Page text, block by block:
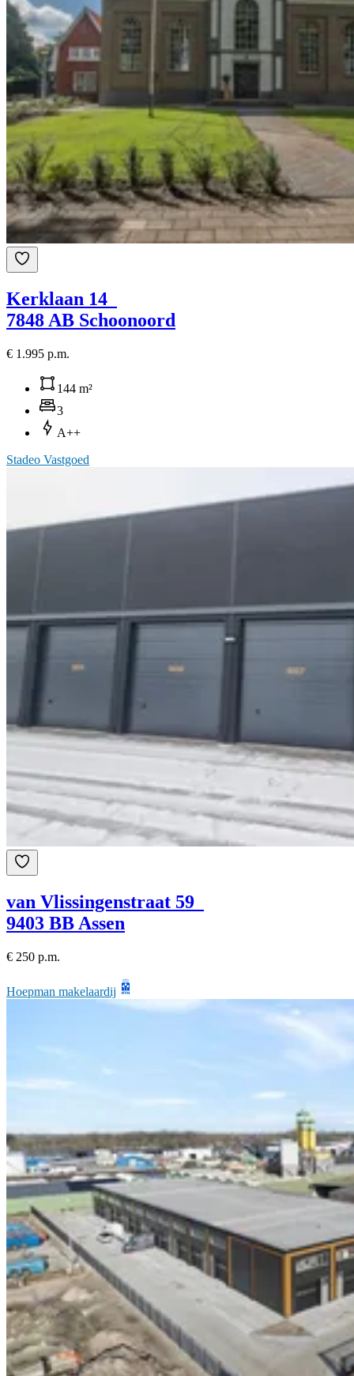
Kerklaan 14
7848 AB Schoonoord
€ 1.995 p.m.
144 m²
3
A++
Stadeo Vastgoed
van Vlissingenstraat 59
9403 BB Assen
€ 250 p.m.
Hoepman makelaardij